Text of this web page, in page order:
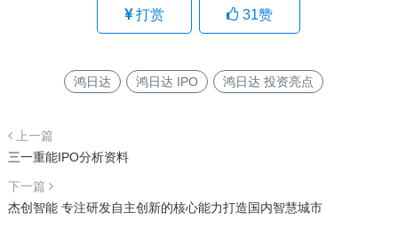
打赏 31赞
鸿日达 鸿日达 IPO 鸿日达 投资亮点
上一篇
三一重能IPO分析资料
下一篇
杰创智能 专注研发自主创新的核心能力打造国内智慧城市